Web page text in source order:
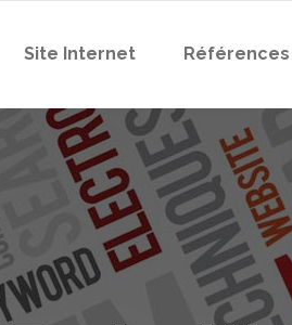
Site Internet Références